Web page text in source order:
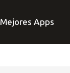
Mejores Apps